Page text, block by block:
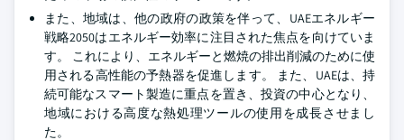
また、地域は、他の政府の政策を伴って、UAEエネルギー
戦略2050はエネルギー効率に注目された焦点を向けていま
す。 これにより、エネルギーと燃焼の排出削減のために使
用される高性能の予熱器を促進します。 また、UAEは、持
続可能なスマート製造に重点を置き、投資の中心となり、
地域における高度な熱処理ツールの使用を成長させまし
た。